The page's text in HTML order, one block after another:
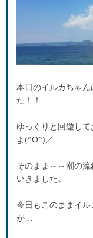
本日のイルカちゃ
た！！
ゆっくりと回遊し
よ(^O^)／
そのまま～～潮の
いきました。
今日もこのままイ
が…